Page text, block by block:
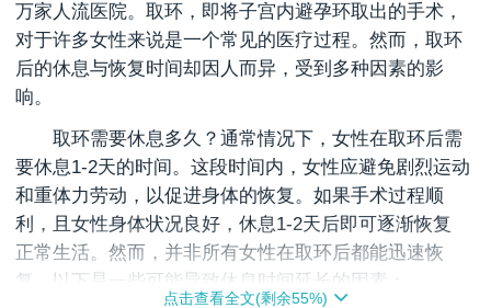
万家人流医院。取环，即将子宫内避孕环取出的手术，
对于许多女性来说是一个常见的医疗过程。然而，取环
后的休息与恢复时间却因人而异，受到多种因素的影
响。
取环需要休息多久？通常情况下，女性在取环后需
要休息1-2天的时间。这段时间内，女性应避免剧烈运动
和重体力劳动，以促进身体的恢复。如果手术过程顺
利，且女性身体状况良好，休息1-2天后即可逐渐恢复
正常生活。然而，并非所有女性在取环后都能迅速恢
复。以下是一些可能导致休息时间延长的因素：
点击查看全文(剩余55%)